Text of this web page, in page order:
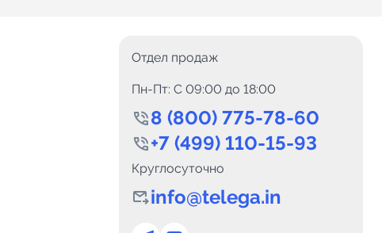
Отдел продаж
Пн-Пт: C 09:00 до 18:00
8 (800) 775-78-60
+7 (499) 110-15-93
Круглосуточно
info@telega.in